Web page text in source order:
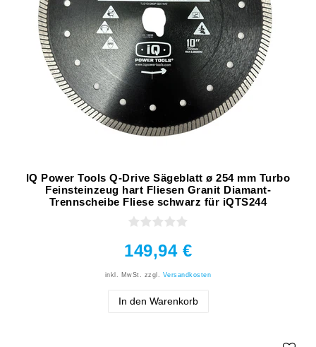
IQ Power Tools Q-Drive Sägeblatt ø 254 mm Turbo
Feinsteinzeug hart Fliesen Granit Diamant-
Trennscheibe Fliese schwarz für iQTS244
149,94 €
inkl. MwSt. zzgl. Versandkosten
In den Warenkorb